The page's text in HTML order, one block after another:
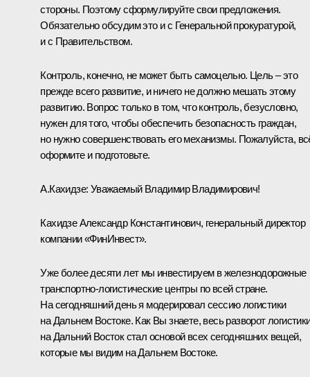
стороны. Поэтому сформулируйте свои предложения.
Обязательно обсудим это и с Генеральной прокуратурой,
и с Правительством.
Контроль, конечно, не может быть самоцелью. Цель – это
прежде всего развитие, и ничего не должно мешать этому
развитию. Вопрос только в том, что контроль, безусловно,
нужен для того, чтобы обеспечить безопасность граждан,
но нужно совершенствовать его механизмы. Пожалуйста,
оформите и подготовьте.
А.Кахидзе: Уважаемый Владимир Владимирович!
Кахидзе Александр Константинович, генеральный директор
компании «ФинИнвест».
Уже более десяти лет мы инвестируем в железнодорожные
транспортно-логистические центры по всей стране.
На сегодняшний день я модерировал сессию логистики
на Дальнем Востоке. Как Вы знаете, весь разворот
на Дальний Восток стал основой всех сегодняшних вещей,
которые мы видим на Дальнем Востоке.